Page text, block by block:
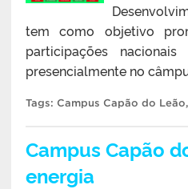
tem como objetivo
participações
presencialmente no
Tags: Campus Capão do Leão,
Campus Capão
energia